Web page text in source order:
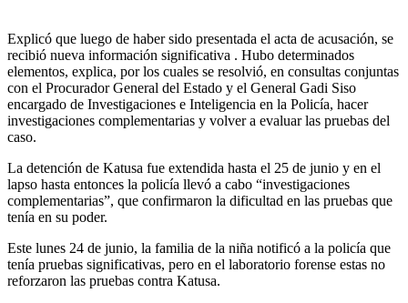
Explicó que luego de haber sido presentada el acta de acusación, se
recibió nueva información significativa . Hubo determinados
elementos, explica, por los cuales se resolvió, en consultas conjuntas
con el Procurador General del Estado y el General Gadi Siso
encargado de Investigaciones e Inteligencia en la Policía, hacer
investigaciones complementarias y volver a evaluar las pruebas del
caso.
La detención de Katusa fue extendida hasta el 25 de junio y en el
lapso hasta entonces la policía llevó a cabo “investigaciones
complementarias”, que confirmaron la dificultad en las pruebas que
tenía en su poder.
Este lunes 24 de junio, la familia de la niña notificó a la policía que
tenía pruebas significativas, pero en el laboratorio forense estas no
reforzaron las pruebas contra Katusa.